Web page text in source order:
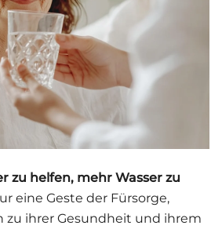
zu helfen, mehr Wasser zu
eine Geste der Fürsorge,
zu ihrer Gesundheit und ihrem